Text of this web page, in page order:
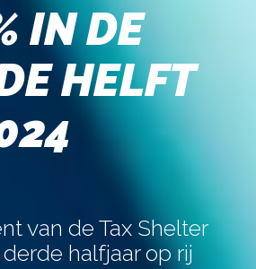
IN DE
HELFT
van de Tax Shelter
halfjaar op rij